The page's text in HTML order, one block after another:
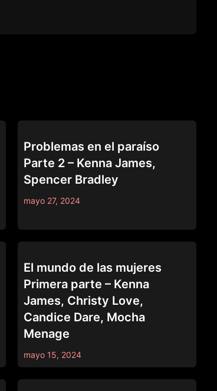
Problemas en el paraíso
Parte 2 – Kenna James,
Spencer Bradley
mayo 27, 2024
El mundo de las mujeres
Primera parte – Kenna
James, Christy Love,
Candice Dare, Mocha
Menage
mayo 15, 2024